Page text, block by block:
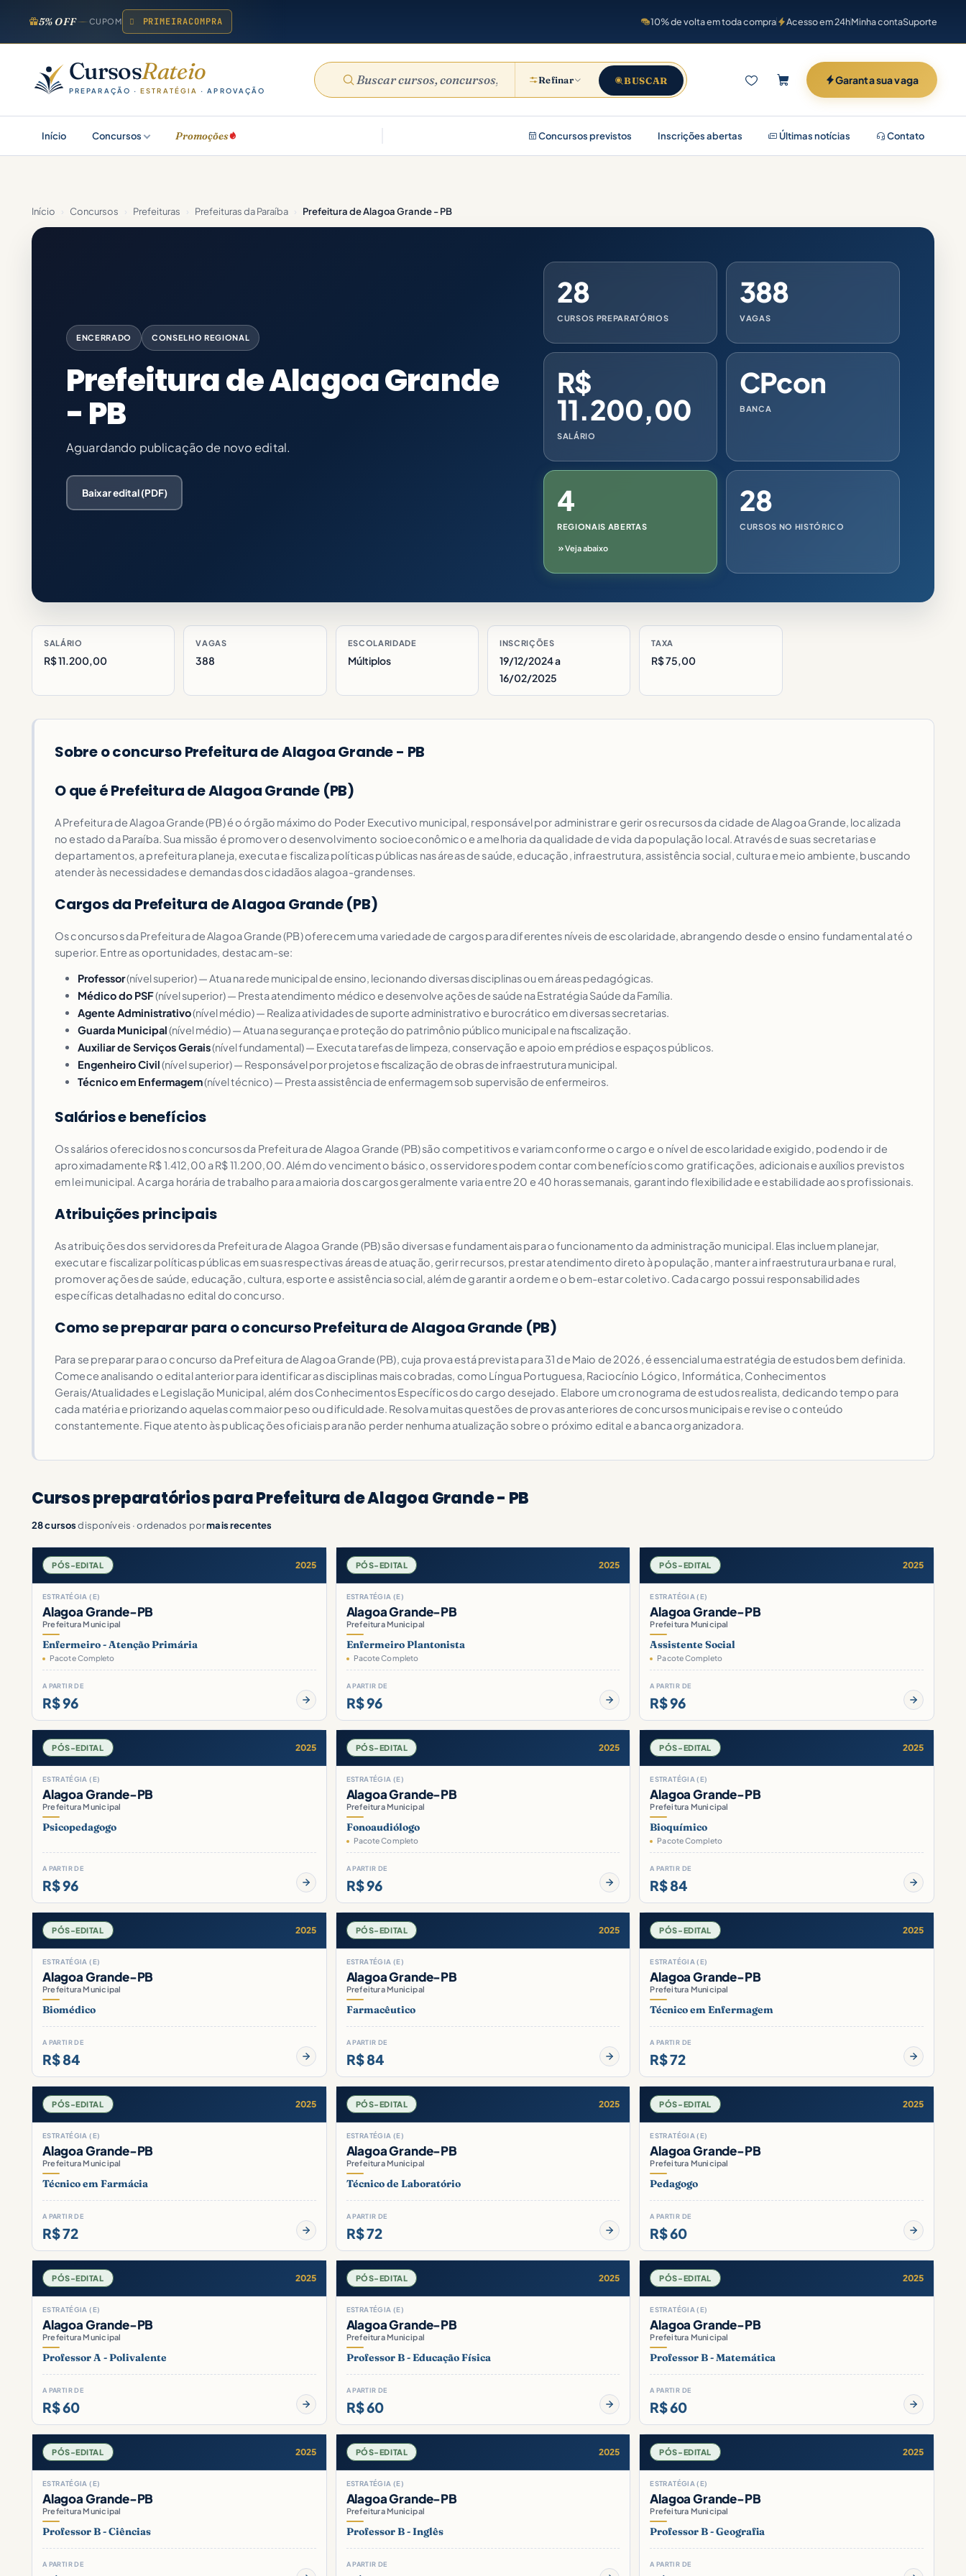
5% OFF CUPOM PRIMEIRACOMPRA 10% de volta em toda compra Acesso em 24hMinha contaSuporte
CursosRateio
PREPARAÇÃO ·ESTRATÉGIA · APROVAÇÃO
Refinar BUSCAR Garanta sua vaga
Início Concursos Promoções Concursos previstos Inscrições abertas Últimas notícias Contato
Início › Concursos › Prefeituras › Prefeituras da Paraíba › Prefeitura de Alagoa Grande - PB
ENCERRADO CONSELHO REGIONAL
Prefeitura de Alagoa Grande
- PB
Aguardando publicação de novo edital.
Baixar edital (PDF)
28
CURSOS PREPARATÓRIOS
388
VAGAS
R$
11.200,00
SALÁRIO
CPcon
BANCA
4
REGIONAIS ABERTAS
Veja abaixo
28
CURSOS NO HISTÓRICO
SALÁRIO
R$ 11.200,00
VAGAS
388
ESCOLARIDADE
Múltiplos
INSCRIÇÕES
19/12/2024 a
16/02/2025
TAXA
R$ 75,00
Sobre o concurso Prefeitura de Alagoa Grande - PB
O que é Prefeitura de Alagoa Grande (PB)
A Prefeitura de Alagoa Grande (PB) é o órgão máximo do Poder Executivo municipal, responsável por administrar e gerir os recursos da cidade de Alagoa Grande, localizada
no estado da Paraíba. Sua missão é promover o desenvolvimento socioeconômico e a melhoria da qualidade de vida da população local. Através de suas secretarias e
departamentos, a prefeitura planeja, executa e fiscaliza políticas públicas nas áreas de saúde, educação, infraestrutura, assistência social, cultura e meio ambiente, buscando
atender às necessidades e demandas dos cidadãos alagoa-grandenses.
Cargos da Prefeitura de Alagoa Grande (PB)
Os concursos da Prefeitura de Alagoa Grande (PB) oferecem uma variedade de cargos para diferentes níveis de escolaridade, abrangendo desde o ensino fundamental até o
superior. Entre as oportunidades, destacam-se:
Professor(nível superior) — Atua na rede municipal de ensino, lecionando diversas disciplinas ou em áreas pedagógicas.
Médico do PSF(nível superior) — Presta atendimento médico e desenvolve ações de saúde na Estratégia Saúde da Família.
Agente Administrativo(nível médio) — Realiza atividades de suporte administrativo e burocrático em diversas secretarias.
Guarda Municipal(nível médio) — Atua na segurança e proteção do patrimônio público municipal e na fiscalização.
Auxiliar de Serviços Gerais(nível fundamental) — Executa tarefas de limpeza, conservação e apoio em prédios e espaços públicos.
Engenheiro Civil(nível superior) — Responsável por projetos e fiscalização de obras de infraestrutura municipal.
Técnico em Enfermagem(nível técnico) — Presta assistência de enfermagem sob supervisão de enfermeiros.
Salários e benefícios
Os salários oferecidos nos concursos da Prefeitura de Alagoa Grande (PB) são competitivos e variam conforme o cargo e o nível de escolaridade exigido, podendo ir de
aproximadamente R$ 1.412,00 a R$ 11.200,00. Além do vencimento básico, os servidores podem contar com benefícios como gratificações, adicionais e auxílios previstos
em lei municipal. A carga horária de trabalho para a maioria dos cargos geralmente varia entre 20 e 40 horas semanais, garantindo flexibilidade e estabilidade aos profissionais.
Atribuições principais
As atribuições dos servidores da Prefeitura de Alagoa Grande (PB) são diversas e fundamentais para o funcionamento da administração municipal. Elas incluem planejar,
executar e fiscalizar políticas públicas em suas respectivas áreas de atuação, gerir recursos, prestar atendimento direto à população, manter a infraestrutura urbana e rural,
promover ações de saúde, educação, cultura, esporte e assistência social, além de garantir a ordem e o bem-estar coletivo. Cada cargo possui responsabilidades
específicas detalhadas no edital do concurso.
Como se preparar para o concurso Prefeitura de Alagoa Grande (PB)
Para se preparar para o concurso da Prefeitura de Alagoa Grande (PB), cuja prova está prevista para 31 de Maio de 2026, é essencial uma estratégia de estudos bem definida.
Comece analisando o edital anterior para identificar as disciplinas mais cobradas, como Língua Portuguesa, Raciocínio Lógico, Informática, Conhecimentos
Gerais/Atualidades e Legislação Municipal, além dos Conhecimentos Específicos do cargo desejado. Elabore um cronograma de estudos realista, dedicando tempo para
cada matéria e priorizando aquelas com maior peso ou dificuldade. Resolva muitas questões de provas anteriores de concursos municipais e revise o conteúdo
constantemente. Fique atento às publicações oficiais para não perder nenhuma atualização sobre o próximo edital e a banca organizadora.
Cursos preparatórios para Prefeitura de Alagoa Grande - PB
28 cursosdisponíveis · ordenados pormais recentes
PÓS-EDITAL 2025
ESTRATÉGIA (E)
Alagoa Grande-PB
Prefeitura Municipal
Enfermeiro - Atenção Primária
Pacote Completo
A PARTIR DE
R$ 96
PÓS-EDITAL 2025
ESTRATÉGIA (E)
Alagoa Grande-PB
Prefeitura Municipal
Enfermeiro Plantonista
Pacote Completo
A PARTIR DE
R$ 96
PÓS-EDITAL 2025
ESTRATÉGIA (E)
Alagoa Grande-PB
Prefeitura Municipal
Assistente Social
Pacote Completo
A PARTIR DE
R$ 96
PÓS-EDITAL 2025
ESTRATÉGIA (E)
Alagoa Grande-PB
Prefeitura Municipal
Psicopedagogo
A PARTIR DE
R$ 96
PÓS-EDITAL 2025
ESTRATÉGIA (E)
Alagoa Grande-PB
Prefeitura Municipal
Fonoaudiólogo
Pacote Completo
A PARTIR DE
R$ 96
PÓS-EDITAL 2025
ESTRATÉGIA (E)
Alagoa Grande-PB
Prefeitura Municipal
Bioquímico
Pacote Completo
A PARTIR DE
R$ 84
PÓS-EDITAL 2025
ESTRATÉGIA (E)
Alagoa Grande-PB
Prefeitura Municipal
Biomédico
A PARTIR DE
R$ 84
PÓS-EDITAL 2025
ESTRATÉGIA (E)
Alagoa Grande-PB
Prefeitura Municipal
Farmacêutico
A PARTIR DE
R$ 84
PÓS-EDITAL 2025
ESTRATÉGIA (E)
Alagoa Grande-PB
Prefeitura Municipal
Técnico em Enfermagem
A PARTIR DE
R$ 72
PÓS-EDITAL 2025
ESTRATÉGIA (E)
Alagoa Grande-PB
Prefeitura Municipal
Técnico em Farmácia
A PARTIR DE
R$ 72
PÓS-EDITAL 2025
ESTRATÉGIA (E)
Alagoa Grande-PB
Prefeitura Municipal
Técnico de Laboratório
A PARTIR DE
R$ 72
PÓS-EDITAL 2025
ESTRATÉGIA (E)
Alagoa Grande-PB
Prefeitura Municipal
Pedagogo
A PARTIR DE
R$ 60
PÓS-EDITAL 2025
ESTRATÉGIA (E)
Alagoa Grande-PB
Prefeitura Municipal
Professor A - Polivalente
A PARTIR DE
R$ 60
PÓS-EDITAL 2025
ESTRATÉGIA (E)
Alagoa Grande-PB
Prefeitura Municipal
Professor B - Educação Física
A PARTIR DE
R$ 60
PÓS-EDITAL 2025
ESTRATÉGIA (E)
Alagoa Grande-PB
Prefeitura Municipal
Professor B - Matemática
A PARTIR DE
R$ 60
PÓS-EDITAL 2025
ESTRATÉGIA (E)
Alagoa Grande-PB
Prefeitura Municipal
Professor B - Ciências
A PARTIR DE
PÓS-EDITAL 2025
ESTRATÉGIA (E)
Alagoa Grande-PB
Prefeitura Municipal
Professor B - Inglês
A PARTIR DE
PÓS-EDITAL 2025
ESTRATÉGIA (E)
Alagoa Grande-PB
Prefeitura Municipal
Professor B - Geografia
A PARTIR DE